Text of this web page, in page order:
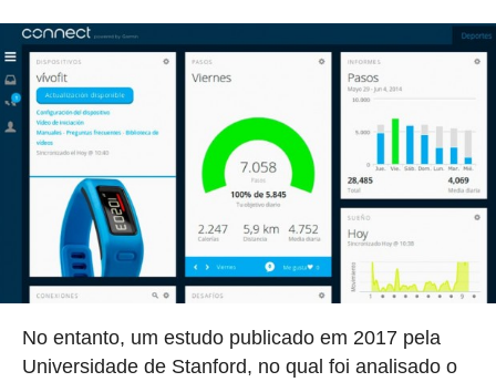
No entanto, um estudo publicado em 2017 pela
Universidade de Stanford, no qual foi analisado o